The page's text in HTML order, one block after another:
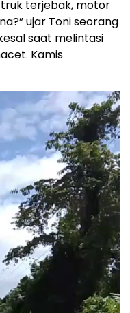
terjebak, motor
ujar Toni seorang
saat melintasi
Kamis